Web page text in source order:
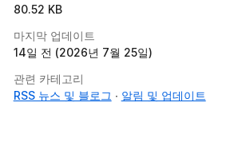
80.52 KB
마지막 업데이트
14일 전 (2026년 7월 25일)
관련 카테고리
RSS 뉴스 및 블로그
알림 및 업데이트